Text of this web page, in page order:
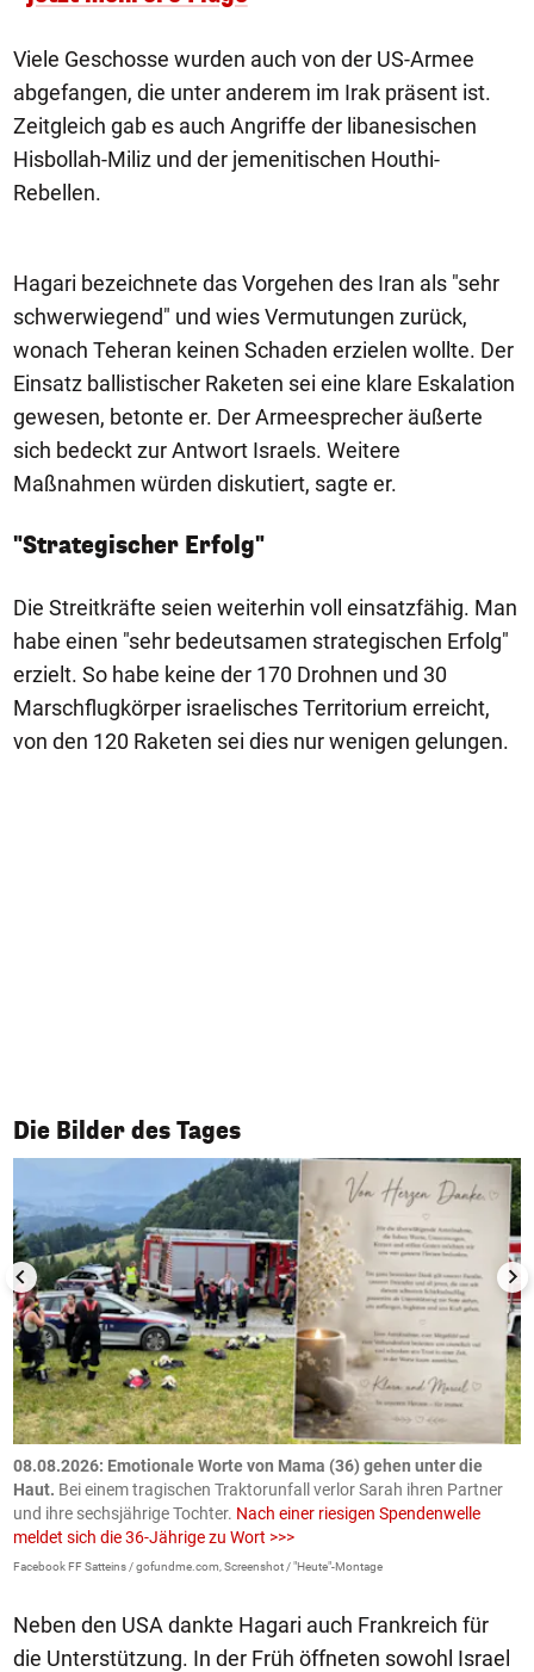
Viele Geschosse wurden auch von der US-Armee
abgefangen, die unter anderem im Irak präsent ist.
Zeitgleich gab es auch Angriffe der libanesischen
Hisbollah-Miliz und der jemenitischen Houthi-
Rebellen.
Hagari bezeichnete das Vorgehen des Iran als "sehr
schwerwiegend" und wies Vermutungen zurück,
wonach Teheran keinen Schaden erzielen wollte. Der
Einsatz ballistischer Raketen sei eine klare Eskalation
gewesen, betonte er. Der Armeesprecher äußerte
sich bedeckt zur Antwort Israels. Weitere
Maßnahmen würden diskutiert, sagte er.
"Strategischer Erfolg"
Die Streitkräfte seien weiterhin voll einsatzfähig. Man
habe einen "sehr bedeutsamen strategischen Erfolg"
erzielt. So habe keine der 170 Drohnen und 30
Marschflugkörper israelisches Territorium erreicht,
von den 120 Raketen sei dies nur wenigen gelungen.
Die Bilder des Tages
1/50
08.08.2026: Emotionale Worte von Mama (36) gehen unter die
Haut. Bei einem tragischen Traktorunfall verlor Sarah ihren Partner
und ihre sechsjährige Tochter. Nach einer riesigen Spendenwelle
meldet sich die 36-Jährige zu Wort >>>
Facebook FF Satteins / gofundme.com, Screenshot / "Heute"-Montage
Neben den USA dankte Hagari auch Frankreich für
die Unterstützung. In der Früh öffneten sowohl Israel